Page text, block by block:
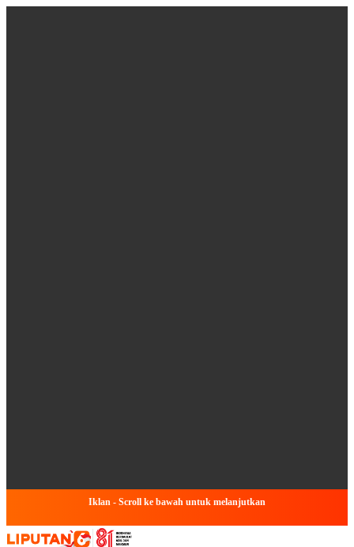
Iklan - Scroll ke bawah untuk melanjutkan